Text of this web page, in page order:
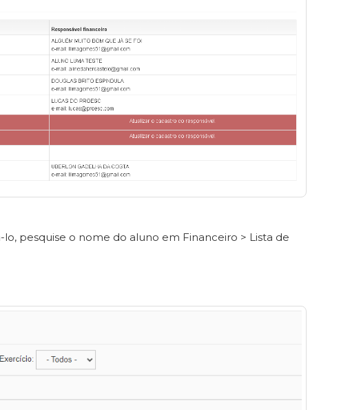
pesquise o nome do aluno em Financeiro > Lista de